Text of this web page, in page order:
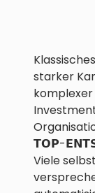
starker
komplexer
𝗧𝗢𝗣-
Viele